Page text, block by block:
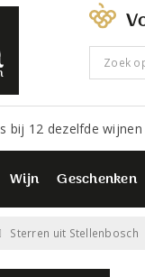
bij 12 dezelfde wijnen
Wijn Geschenken
Sterren uit Stellenbosch